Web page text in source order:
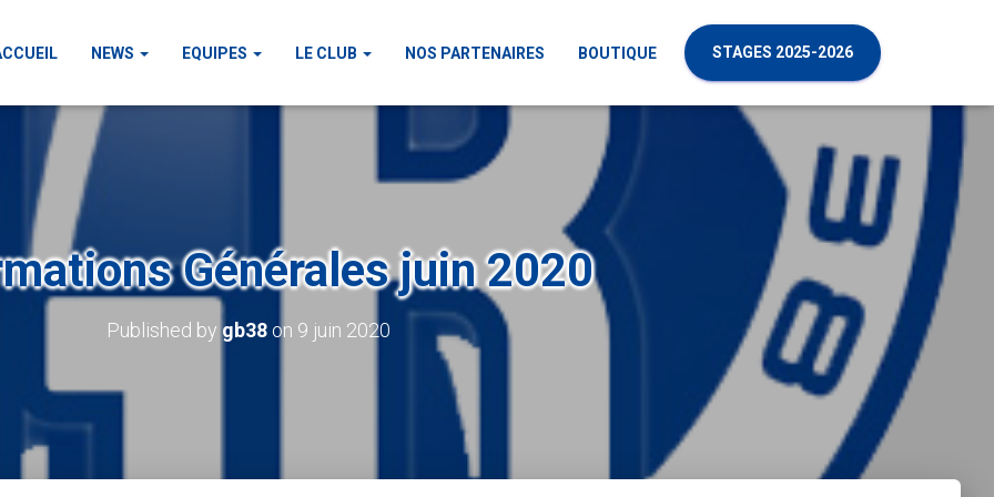
NEWS EQUIPES LE CLUB NOS PARTENAIRES BOUTIQUE STAGES 2025-2026
Générales juin 2020
Published by gb38 on 9 juin 2020